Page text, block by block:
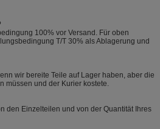
100% vor Versand. Für oben
T/T 30% als Ablagerung und
wir bereite Teile auf Lager haben, aber die
müssen und der Kurier kostete.
den Einzelteilen und von der Quantität Ihres